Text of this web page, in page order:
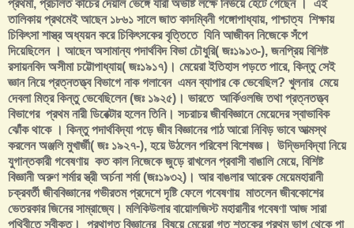
প্রথমা, প্রচলিত কাচের দেয়াল ভেঙ্গে যারা অভীষ্ট লক্ষে নির্ভয়ে হেঁটে গেছেন । এই
তালিকায় প্রথমেই আছেন ১৮৬১ সালে জাত কাদম্বিনী গঙ্গোপাধ্যায়, পাশ্চাত্য শিক্ষায়
চিকিৎসা শাস্ত্র অধ্যয়ন করে চিকিৎসকের বৃত্তিতে যিনি আজীবন নিজেকে সঁপে
দিয়েছিলেন । আছেন অসামান্য পদার্থবিদ বিভা চৌধুরি( জঃ১৯১৩-), জনপ্রিয় বিশিষ্ট
রসায়নবিদ অসীমা চট্টোপাধ্যায়( জঃ১৯১৭)। মেয়েরা ইতিহাস পড়তে পারে, কিন্তু সেই
জ্ঞান নিয়ে প্রত্নতত্ত্ব বিভাগে নাক গলাবেন এমন ব্যাপার কে ভেবেছিল? খুলনার মেয়ে
দেবলা মিত্র কিন্তু ভেবেছিলেন (জঃ ১৯২৫)। ভারতে আর্কিওলজি তথা প্রত্নতত্ত্ব
বিভাগের প্রথম নারী ডিরেক্টার হলেন তিনি। সচরাচর জীববিজ্ঞানে মেয়েদের স্বাভাবিক
ঝোঁক থাকে । কিন্তু পদার্থবিদ্যা পড়ে জীব বিজ্ঞানের পাঠ আরো নিবিড় ভাবে আত্মস্থ
করলেন অঞ্জলি মুখার্জী( জঃ ১৯২৭-), হয়ে উঠলেন পরিবেশ বিশেষজ্ঞ। উদ্ভিদবিদ্যা নিয়ে
যুগান্তকারী গবেষণায় কত কাল নিজেকে জুড়ে রাখলেন প্রবাসী বাঙালি মেয়ে, বিশিষ্ট
বিজ্ঞানী অরুণ শর্মার স্ত্রী অর্চনা শর্মা (জঃ১৯৩২)। আর বাঙলার আরেক মেয়েমহারানী
চক্রবর্তী জীববিজ্ঞানের গভীরতম প্রদেশে দৃষ্টি ফেলে গবেষণায় মাতলেন জীবকোশের
ভেতরকার জিনের সাম্রাজ্যে। মলিকিউলার বায়োলজিস্ট মহারানীর গবেষণা আজ সারা
পৃথিবীতে স্বীকৃত। প্রথাগত বিজ্ঞানের বিষয়ে মেয়েরা গত শতকের প্রথম ভাগ থেকে পা